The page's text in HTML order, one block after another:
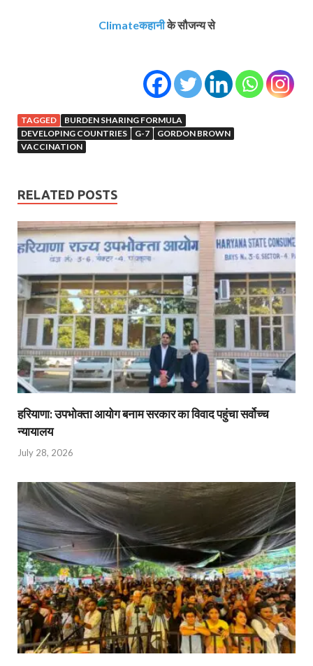
Climateकहानीके सौजन्य से
TAGGED
BURDEN SHARING FORMULA
DEVELOPING COUNTRIES
G-7
GORDON BROWN
VACCINATION
RELATED POSTS
हरियाणा: उपभोक्ता आयोग बनाम सरकार का विवाद पहुंचा सर्वोच्च
न्यायालय
July 28, 2026